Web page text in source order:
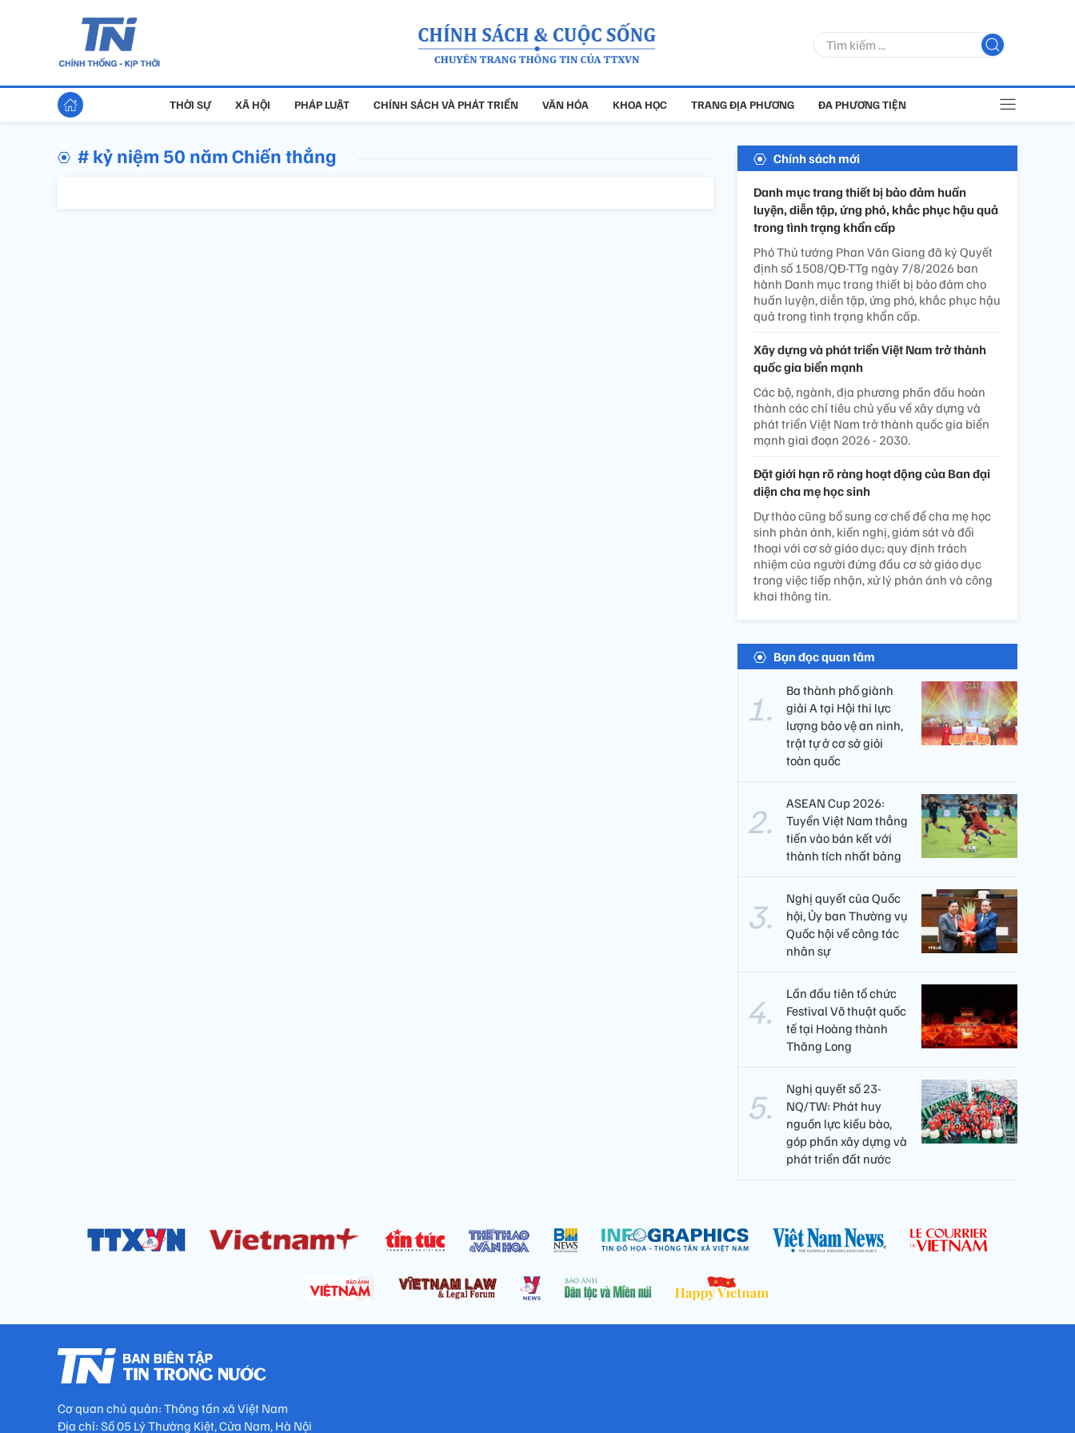
THỜI SỰ XÃ HỘI PHÁP LUẬT CHÍNH SÁCH VÀ PHÁT TRIỂN VĂN HÓA KHOA HỌC TRANG ĐỊA PHƯƠNG ĐA PHƯƠNG TIỆN
# kỷ niệm 50 năm Chiến thắng Chính sách mới
Danh mục trang thiết bị bảo đảm huấn
luyện, diễn tập, ứng phó, khắc phục hậu quả
trong tình trạng khẩn cấp
Phó Thủ tướng Phan Văn Giang đã ký Quyết
định số 1508/QĐ-TTg ngày 7/8/2026 ban
hành Danh mục trang thiết bị bảo đảm cho
huấn luyện, diễn tập, ứng phó, khắc phục hậu
quả trong tình trạng khẩn cấp.
Xây dựng và phát triển Việt Nam trở thành
quốc gia biển mạnh
Các bộ, ngành, địa phương phấn đấu hoàn
thành các chỉ tiêu chủ yếu về xây dựng và
phát triển Việt Nam trở thành quốc gia biển
mạnh giai đoạn 2026 - 2030.
Đặt giới hạn rõ ràng hoạt động của Ban đại
diện cha mẹ học sinh
Dự thảo cũng bổ sung cơ chế để cha mẹ học
sinh phản ánh, kiến nghị, giám sát và đối
thoại với cơ sở giáo dục; quy định trách
nhiệm của người đứng đầu cơ sở giáo dục
trong việc tiếp nhận, xử lý phản ánh và công
khai thông tin.
Bạn đọc quan tâm
Ba thành phố giành
giải A tại Hội thi lực
lượng bảo vệ an ninh,
trật tự ở cơ sở giỏi
toàn quốc
ASEAN Cup 2026:
Tuyển Việt Nam thẳng
tiến vào bán kết với
thành tích nhất bảng
Nghị quyết của Quốc
hội, Ủy ban Thường vụ
Quốc hội về công tác
nhân sự
Lần đầu tiên tổ chức
Festival Võ thuật quốc
tế tại Hoàng thành
Thăng Long
Nghị quyết số 23-
NQ/TW: Phát huy
nguồn lực kiều bào,
góp phần xây dựng và
phát triển đất nước
Cơ quan chủ quản: Thông tấn xã Việt Nam
Địa chỉ: Số 05 Lý Thường Kiệt, Cửa Nam, Hà Nội